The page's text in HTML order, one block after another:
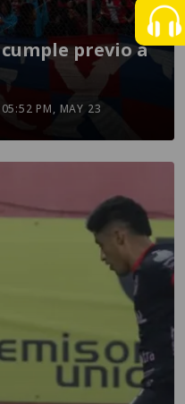
previo a
05:52 PM, MAY 23